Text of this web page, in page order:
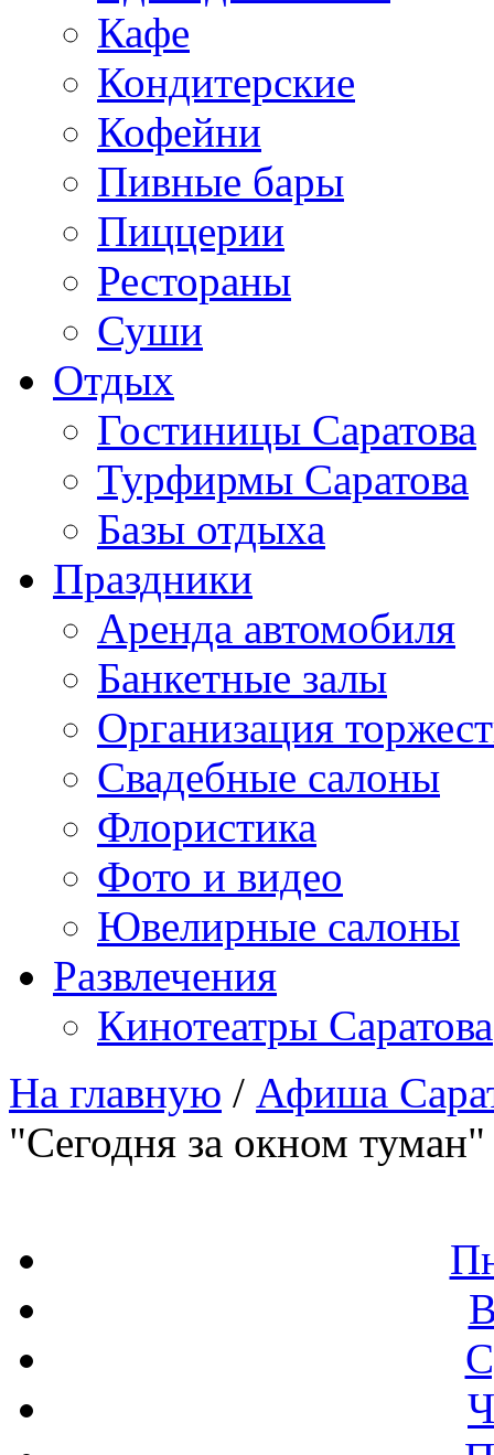
Кафе
Кондитерские
Кофейни
Пивные бары
Пиццерии
Рестораны
Суши
Отдых
Гостиницы Саратова
Турфирмы Саратова
Базы отдыха
Праздники
Аренда автомобиля
Банкетные залы
Организация
Свадебные салоны
Флористика
Фото и видео
Ювелирные салоны
Развлечения
Кинотеатры Саратова
На главную / Афиша
"Сегодня за окном туман"